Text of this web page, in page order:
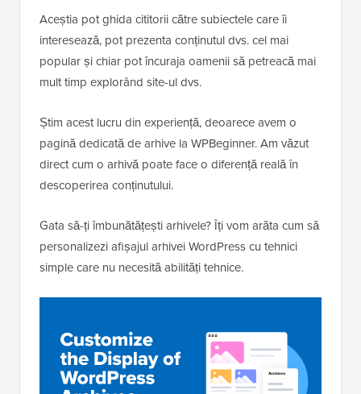
Aceștia pot ghida cititorii către subiectele care îi
interesează, pot prezenta conținutul dvs. cel mai
popular și chiar pot încuraja oamenii să petreacă mai
mult timp explorând site-ul dvs.
Știm acest lucru din experiență, deoarece avem o
pagină dedicată de arhive la WPBeginner. Am văzut
direct cum o arhivă poate face o diferență reală în
descoperirea conținutului.
Gata să-ți îmbunătățești arhivele? Îți vom arăta cum să
personalizezi afișajul arhivei WordPress cu tehnici
simple care nu necesită abilități tehnice.